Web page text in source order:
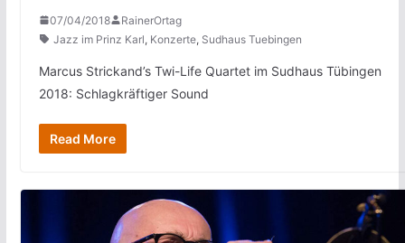
07/04/2018
RainerOrtag
Jazz im Prinz Karl, Konzerte, Sudhaus Tuebingen
Marcus Strickand’s Twi-Life Quartet im Sudhaus Tübingen
2018: Schlagkräftiger Sound
Read More